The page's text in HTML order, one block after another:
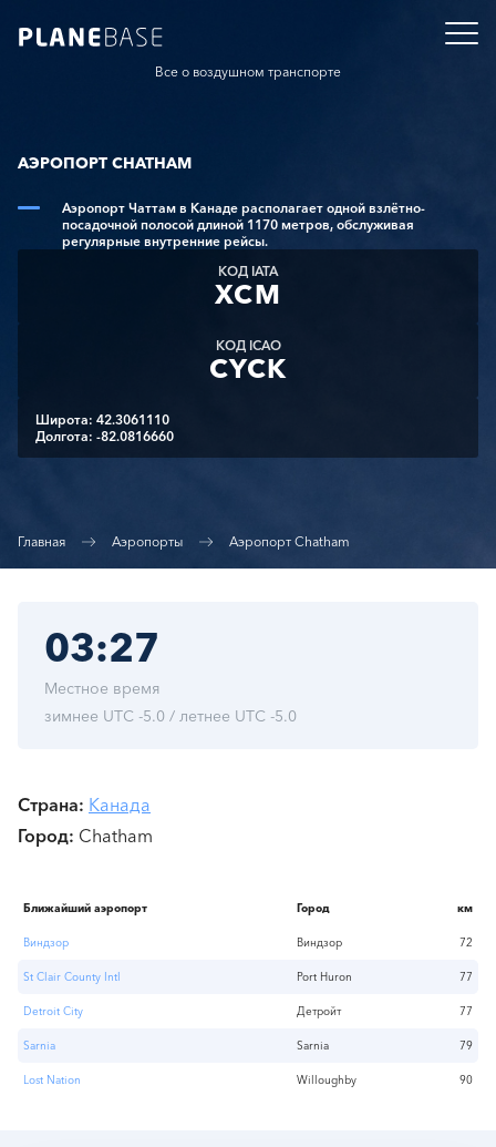
Все о воздушном транспорте
АЭРОПОРТ CHATHAM
Аэропорт Чаттам в Канаде располагает одной взлётно-
посадочной полосой длиной 1170 метров, обслуживая
регулярные внутренние рейсы.
КОД IATA
XCM
КОД ICAO
CYCK
Широта: 42.3061110
Долгота: -82.0816660
Главная Аэропорты Аэропорт Chatham
03:27
Местное время
зимнее UTC -5.0 / летнее UTC -5.0
Страна Канада
Город Chatham
Ближайший аэропорт Город км
Виндзор Виндзор 72
St Clair County Intl Port Huron 77
Detroit City Детройт 77
Sarnia Sarnia 79
Lost Nation Willoughby 90